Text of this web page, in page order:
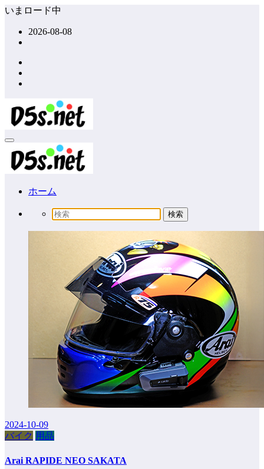
コ
ッ
プ
いまロード中
2026-08-08
ホーム
2024-10-09
バイク 用品
Arai RAPIDE NEO SAKATA